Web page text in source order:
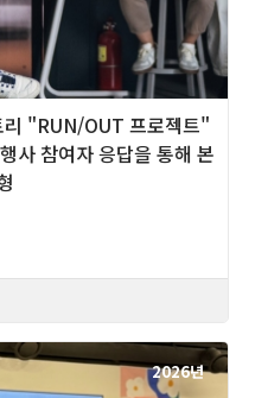
"RUN/OUT 프로젝트"
사 참여자 응답을 통해 본
2026년